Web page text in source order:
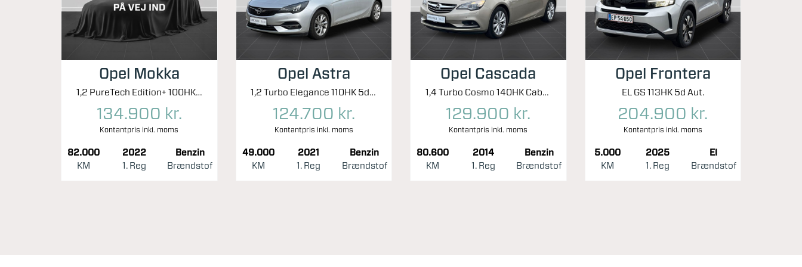
Opel Mokka
1,2 PureTech Edition+ 100HK 5d 6g
134.900 kr.
Kontantpris inkl. moms
82.000
KM
2022
1. Reg
Benzin
Brændstof
Opel Astra
1,2 Turbo Elegance 110HK 5d 6g
124.700 kr.
Kontantpris inkl. moms
49.000
KM
2021
1. Reg
Benzin
Brændstof
Opel Cascada
1,4 Turbo Cosmo 140HK Cabr. 6g
129.900 kr.
Kontantpris inkl. moms
80.600
KM
2014
1. Reg
Benzin
Brændstof
Opel Frontera
EL GS 113HK 5d Aut.
204.900 kr.
Kontantpris inkl. moms
5.000
KM
2025
1. Reg
El
Brændstof